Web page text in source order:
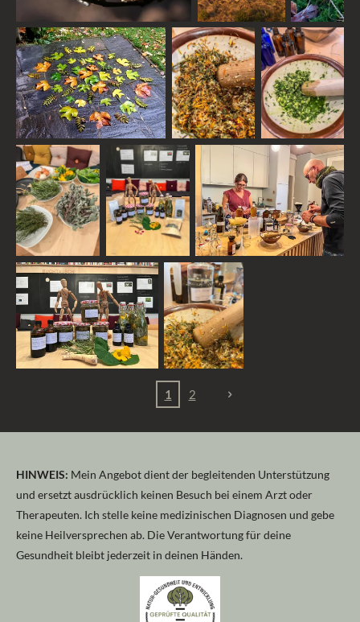
1 2
HINWEIS: Mein Angebot dient der begleitenden Unterstützung
und ersetzt ausdrücklich keinen Besuch bei einem Arzt oder
Therapeuten. Ich stelle keine medizinischen Diagnosen und gebe
keine Heilversprechen ab. Die Verantwortung für deine
Gesundheit bleibt jederzeit in deinen Händen.